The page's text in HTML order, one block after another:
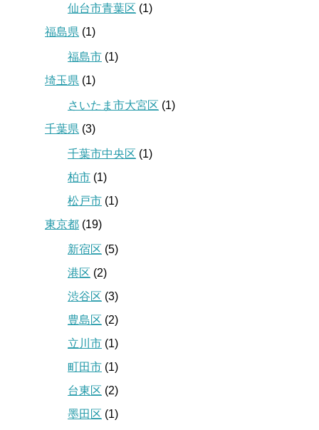
仙台市青葉区 (1)
福島県 (1)
福島市 (1)
埼玉県 (1)
さいたま市大宮区 (1)
千葉県 (3)
千葉市中央区 (1)
柏市 (1)
松戸市 (1)
東京都 (19)
新宿区 (5)
港区 (2)
渋谷区 (3)
豊島区 (2)
立川市 (1)
町田市 (1)
台東区 (2)
墨田区 (1)